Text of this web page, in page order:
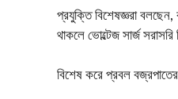
প্রযুক্তি বিশেষজ্ঞরা
থাকলে ভোল্টেজ সার্জ
বিশেষ করে প্রবল